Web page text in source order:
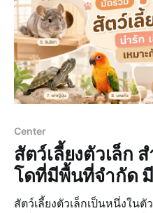
Center
สัตว์เลี้ยงตัวเล็ก
โดที่มีพื้นที่จำกัด
สัตว์เลี้ยงตัวเล็กเป็นหนึ่งใน